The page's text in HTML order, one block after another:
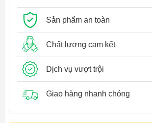
Sản phẩm an toàn
Chất lượng cam kết
Dịch vụ vượt trội
Giao hàng nhanh chóng